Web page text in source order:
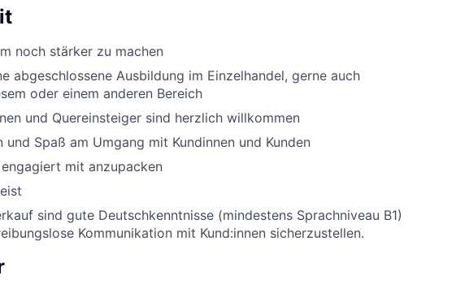
noch stärker zu machen
abgeschlossene Ausbildung im Einzelhandel, gerne auch
oder einem anderen Bereich
und Quereinsteiger sind herzlich willkommen
Spaß am Umgang mit Kundinnen und Kunden
mit anzupacken
sind gute Deutschkenntnisse (mindestens Sprachniveau B1)
Kommunikation mit Kund:innen sicherzustellen.